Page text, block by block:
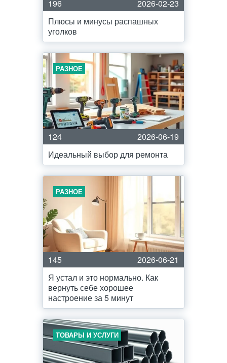
196
2026-02-23
Плюсы и минусы распашных
уголков
РАЗНОЕ
124
2026-06-19
Идеальный выбор для ремонта
РАЗНОЕ
145
2026-06-21
Я устал и это нормально. Как
вернуть себе хорошее
настроение за 5 минут
ТОВАРЫ И УСЛУГИ